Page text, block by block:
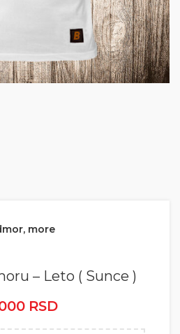
more
– Leto ( Sunce )
RSD